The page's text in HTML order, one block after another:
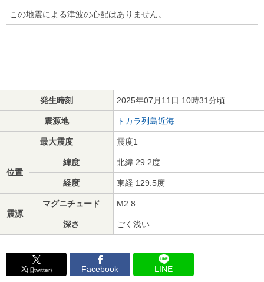
この地震による津波の心配はありません。
発生時刻 2025年07月11日 10時31分頃
震源地 トカラ列島近海
最大震度 震度1
位置
緯度 北緯 29.2度
経度 東経 129.5度
震源
マグニチュード M2.8
深さ ごく浅い
X(旧twitter) Facebook LINE